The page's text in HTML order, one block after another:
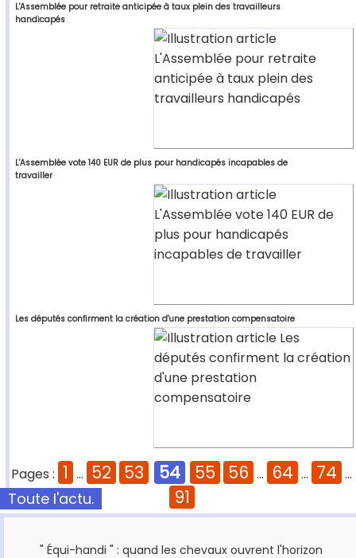
L'Assemblée pour retraite anticipée à taux plein des travailleurs
handicapés
L'Assemblée vote 140 EUR de plus pour handicapés incapables de
travailler
Les députés confirment la création d'une prestation compensatoire
Pages : 1 ... 52 53 54 55 56 ... 64 ... 74 ...
91
Toute l'actu.
" Équi-handi " : quand les chevaux ouvrent l'horizon